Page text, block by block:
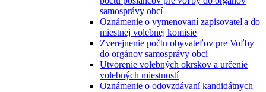
samosprávy obcí
Oznámenie o vymenovaní zapisovateľa do
miestnej volebnej komisie
Zverejnenie počtu obyvateľov pre Voľby
do orgánov samosprávy obcí
Utvorenie volebných okrskov a určenie
volebných miestností
Oznámenie o odovzdávaní kandidátnych